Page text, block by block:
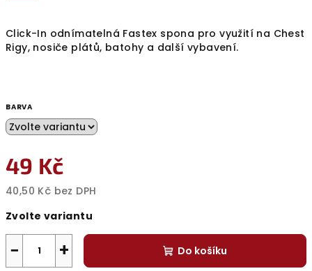
Click-In odnímatelná Fastex spona pro využití na Chest
Rigy, nosiče plátů, batohy a další vybavení.
BARVA
49 Kč
40,50 Kč bez DPH
cena:
Zvolte variantu
+
− Do košíku